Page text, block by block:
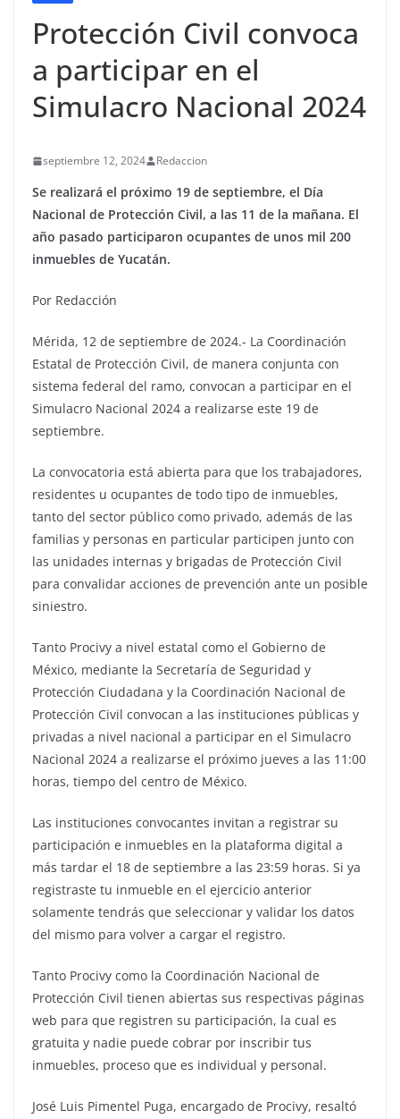
Protección Civil convoca
a participar en el
Simulacro Nacional 2024
septiembre 12, 2024 Redaccion
Se realizará el próximo 19 de septiembre, el Día
Nacional de Protección Civil, a las 11 de la mañana. El
año pasado participaron ocupantes de unos mil 200
inmuebles de Yucatán.
Por Redacción
Mérida, 12 de septiembre de 2024.- La Coordinación
Estatal de Protección Civil, de manera conjunta con
sistema federal del ramo, convocan a participar en el
Simulacro Nacional 2024 a realizarse este 19 de
septiembre.
La convocatoria está abierta para que los trabajadores,
residentes u ocupantes de todo tipo de inmuebles,
tanto del sector público como privado, además de las
familias y personas en particular participen junto con
las unidades internas y brigadas de Protección Civil
para convalidar acciones de prevención ante un posible
siniestro.
Tanto Procivy a nivel estatal como el Gobierno de
México, mediante la Secretaría de Seguridad y
Protección Ciudadana y la Coordinación Nacional de
Protección Civil convocan a las instituciones públicas y
privadas a nivel nacional a participar en el Simulacro
Nacional 2024 a realizarse el próximo jueves a las 11:00
horas, tiempo del centro de México.
Las instituciones convocantes invitan a registrar su
participación e inmuebles en la plataforma digital a
más tardar el 18 de septiembre a las 23:59 horas. Si ya
registraste tu inmueble en el ejercicio anterior
solamente tendrás que seleccionar y validar los datos
del mismo para volver a cargar el registro.
Tanto Procivy como la Coordinación Nacional de
Protección Civil tienen abiertas sus respectivas páginas
web para que registren su participación, la cual es
gratuita y nadie puede cobrar por inscribir tus
inmuebles, proceso que es individual y personal.
José Luis Pimentel Puga, encargado de Procivy, resaltó